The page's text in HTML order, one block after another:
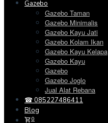
Gazebo
Gazebo Taman
Gazebo Minimalis
Gazebo Kayu Jati
Gazebo Kolam Ikan
Gazebo Kayu Kelapa
Gazebo Kayu
Gazebo
Gazebo Joglo
Jual Alat Rebana
☎ 085227486411
Blog
0